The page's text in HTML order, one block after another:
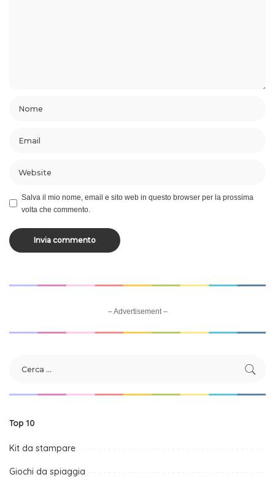
Salva il mio nome, email e sito web in questo browser per la prossima
volta che commento.
– Advertisement –
Top 10
Kit da stampare
Giochi da spiaggia